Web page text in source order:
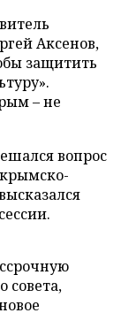
Аксенов,
защитить
– не
вопрос
совета,